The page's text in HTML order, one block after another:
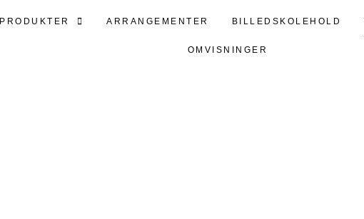
PRODUKTER ARRANGEMENTER BILLEDSKOLEHOLD
OMVISNINGER